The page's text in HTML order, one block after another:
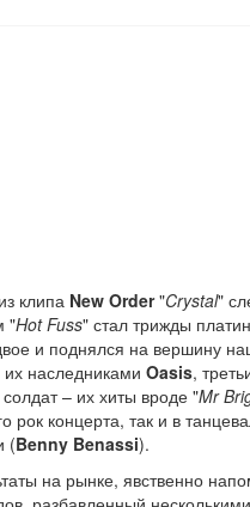
клипа New Order"Crystal"
"Hot Fuss" стал трижды
и поднялся на вершину
их наследниками Oasis,
– их хиты вроде "Mr
рок концерта, так и в
(Benny Benassi).
на рынке, явственно